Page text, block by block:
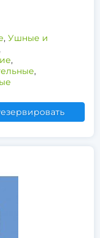
, Ушные и
,
,